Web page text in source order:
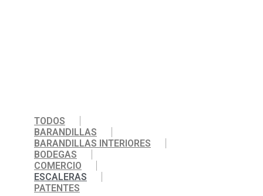
TODOS
BARANDILLAS
BARANDILLAS INTERIORES
BODEGAS
COMERCIO
ESCALERAS
PATENTES